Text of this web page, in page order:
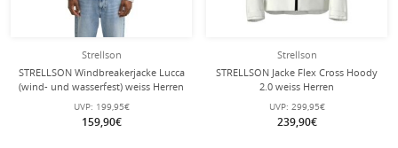
Strellson
STRELLSON Windbreakerjacke Lucca
(wind- und wasserfest) weiss Herren
UVP: 199,95€
159,90€
Strellson
STRELLSON Jacke Flex Cross Hoody
2.0 weiss Herren
UVP: 299,95€
239,90€